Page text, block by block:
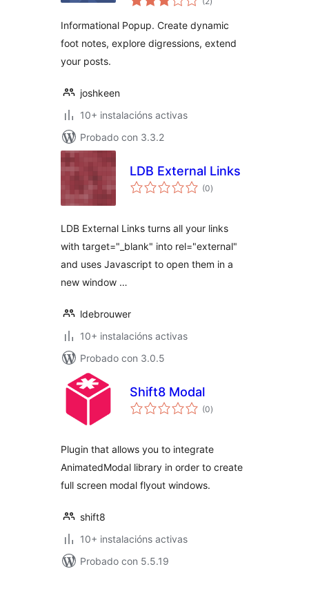
totais
Informational Popup. Create dynamic
foot notes, explore digressions, extend
your posts.
joshkeen
10+ instalacións activas
Probado con 3.3.2
LDB External Links
(0valoracións
totais
)
LDB External Links turns all your links
with target="_blank" into rel="external"
and uses Javascript to open them in a
new window …
ldebrouwer
10+ instalacións activas
Probado con 3.0.5
Shift8 Modal
(0valoracións
totais
)
Plugin that allows you to integrate
AnimatedModal library in order to create
full screen modal flyout windows.
shift8
10+ instalacións activas
Probado con 5.5.19